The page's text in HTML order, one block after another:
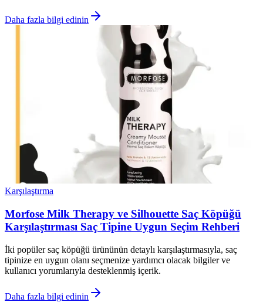
Daha fazla bilgi edinin
Karşılaştırma
Morfose Milk Therapy ve Silhouette Saç Köpüğü
Karşılaştırması Saç Tipine Uygun Seçim Rehberi
İki popüler saç köpüğü ürününün detaylı karşılaştırmasıyla, saç
tipinize en uygun olanı seçmenize yardımcı olacak bilgiler ve
kullanıcı yorumlarıyla desteklenmiş içerik.
Daha fazla bilgi edinin